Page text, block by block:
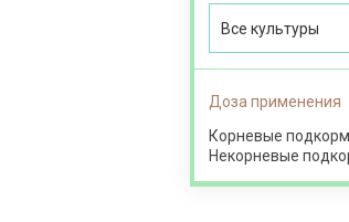
Все культуры
Доза применения
Корневые
Некорневые